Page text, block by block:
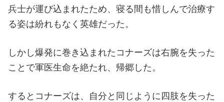
兵士が運び込まれたため、寝る間も惜しんで治療す
る姿は紛れもなく英雄だった。
しかし爆発に巻き込まれたコナーズは右腕を失った
ことで軍医生命を絶たれ、帰郷した。
するとコナーズは、自分と同じように四肢を失った